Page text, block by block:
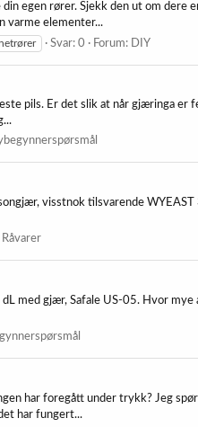
egen rører. Sjekk den ut om
varme elementer...
Svar: 0 Forum: DIY
pils. Er det slik at når gjæringa
visstnok tilsvarende
Råvarer
med gjær, Safale US-05. Hvor
har foregått under trykk? Jeg
har fungert...